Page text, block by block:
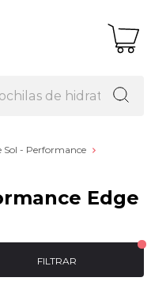
Sol - Performance
Edge
FILTRAR